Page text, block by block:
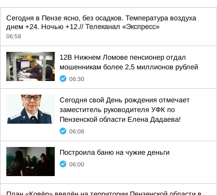
Сегодня в Пензе ясно, без осадков. Температура воздуха
днем +24. Ночью +12.// Телеканал «Экспресс»
06:58
12В Нижнем Ломове пенсионер отдал
мошенникам более 2,5 миллионов рублей
06:30
Сегодня свой День рождения отмечает
заместитель руководителя УФК по
Пензенской области Елена Дадаева!
06:08
Построила баню на чужие деньги
06:00